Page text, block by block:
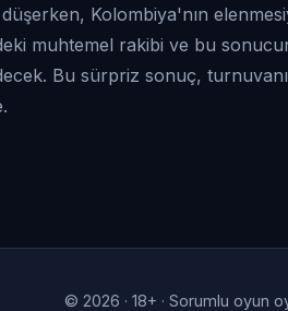
Kolombiya'nın
muhtemel rakibi ve bu
Bu sürpriz sonuç,
© 2026 · 18+ · Sorumlu oyun